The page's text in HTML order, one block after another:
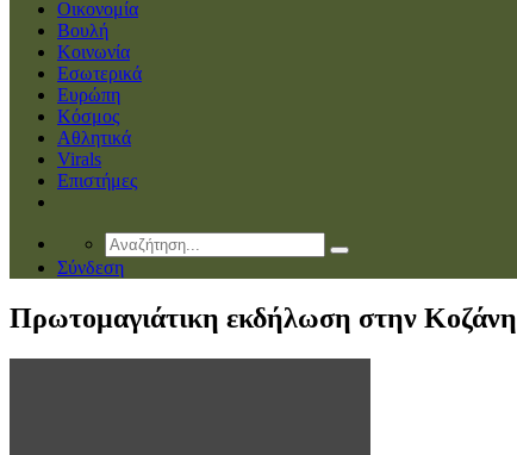
Οικονομία
Βουλή
Κοινωνία
Εσωτερικά
Ευρώπη
Κόσμος
Αθλητικά
Virals
Επιστήμες
Σύνδεση
Πρωτομαγιάτικη εκδήλωση στην Κοζάνη